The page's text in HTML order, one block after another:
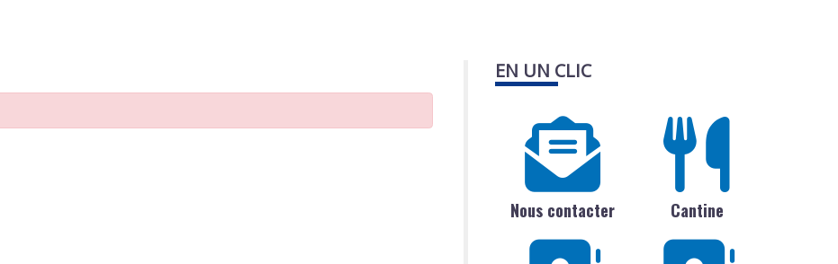
EN UN CLIC
Nous contacter Cantine